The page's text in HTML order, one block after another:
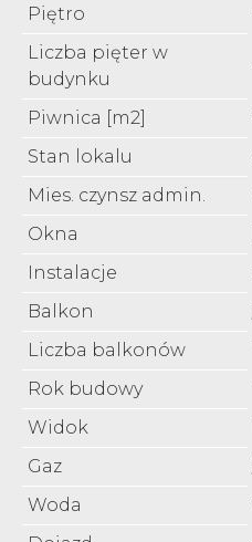
Piętro
Liczba pięter w
budynku
Piwnica [m2]
Stan lokalu
Mies. czynsz admin.
Okna
Instalacje
Balkon
Liczba balkonów
Rok budowy
Widok
Gaz
Woda